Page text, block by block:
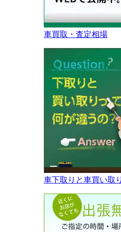
車買取・査定相場
車下取りと車買い取